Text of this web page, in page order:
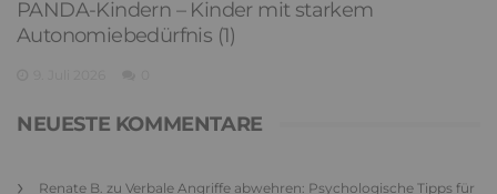
PANDA-Kindern – Kinder mit starkem
Autonomiebedürfnis (1)
NEUESTE KOMMENTARE
Renate B. zu Verbale Angriffe abwehren: Psychologische Tipps für